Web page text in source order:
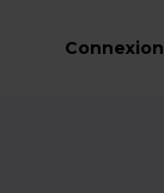
Connexion